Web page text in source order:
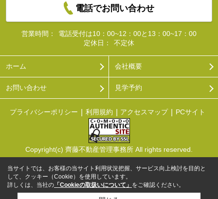
電話でお問い合わせ
営業時間：
電話受付は10：00~12：00と13：00~17：00
定休日：
不定休
ホーム 会社概要
お問い合わせ 見学予約
プライバシーポリシー 利用規約 アクセスマップ PCサイト
Copyright(c) 齊藤不動産管理事務所 All rights reserved.
当サイトでは、お客様の当サイト利用状況把握、サービス向上検討を目的と
して、クッキー（Cookie）を使用しています。
詳しくは、当社の 「Cookieの取扱いについて」 をご確認ください。